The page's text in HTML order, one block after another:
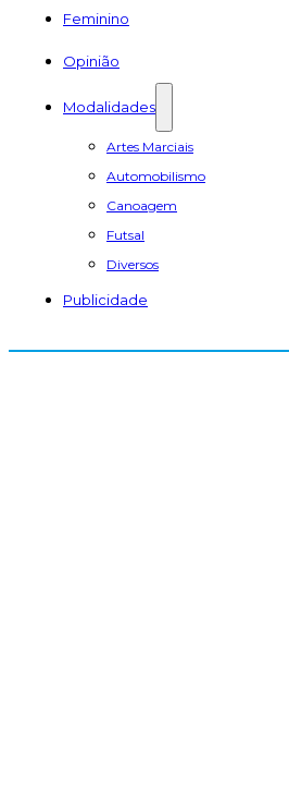
Feminino
Opinião
Modalidades
Artes Marciais
Automobilismo
Canoagem
Futsal
Diversos
Publicidade